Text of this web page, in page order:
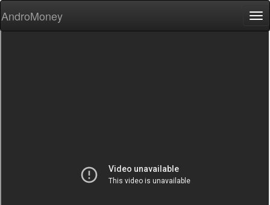
AndroMoney